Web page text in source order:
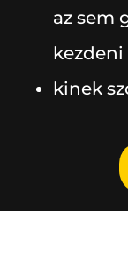
az sem
kezdeni
kinek